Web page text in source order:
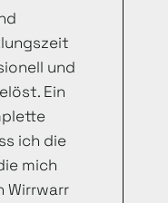
und
Ein
ich die
mich
Wirrwarr